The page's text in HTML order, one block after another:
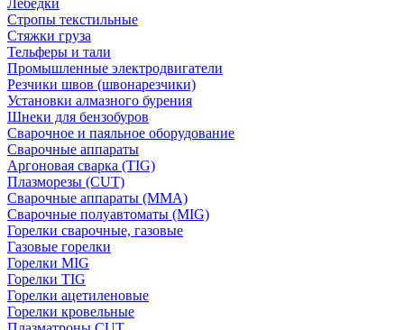
Лебёдки
Стропы текстильные
Стяжки груза
Тельферы и тали
Промышленные электродвигатели
Резчики швов (швонарезчики)
Установки алмазного бурения
Шнеки для бензобуров
Сварочное и паяльное оборудование
Сварочные аппараты
Аргоновая сварка (TIG)
Плазморезы (CUT)
Сварочные аппараты (MMA)
Сварочные полуавтоматы (MIG)
Горелки сварочные, газовые
Газовые горелки
Горелки MIG
Горелки TIG
Горелки ацетиленовые
Горелки кровельные